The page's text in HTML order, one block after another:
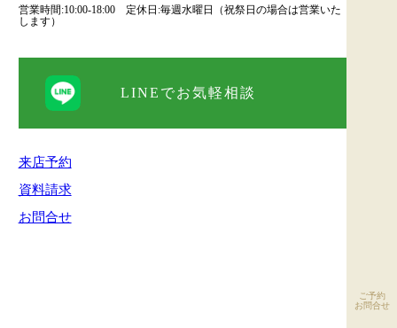
ご予約
お問合せ
営業時間:10:00-18:00 定休日:毎週水曜日（祝祭日の場合は営業いた
します）
LINEでお気軽相談
来店予約
資料請求
お問合せ